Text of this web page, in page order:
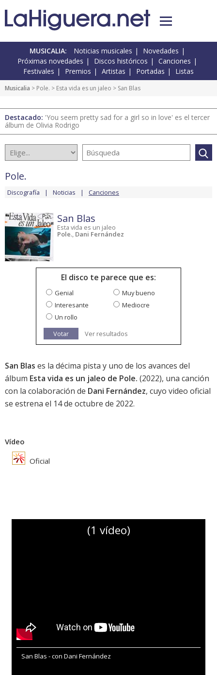
MUSICALIA: Noticias musicales
Novedades
Próximas novedades
Discos históricos
Canciones
Festivales
Premios Artistas Portadas Listas
Musicalia > Pole. > Esta vida es un jaleo > San Blas
Destacado: 'You seem pretty sad for a girl so in love' es el tercer
álbum de Olivia Rodrigo
Pole.
Discografía Noticias Canciones
San Blas
Esta vida es un jaleo
Pole., Dani Fernández
El disco te parece que es:
Genial
Muy bueno
Interesante
Mediocre
Un rollo
Votar
Ver resultados
San Blas es la décima pista y uno de los avances del
álbum Esta vida es un jaleo de Pole. (2022), una canción
con la colaboración de Dani Fernández, cuyo video oficial
se estrena el 14 de octubre de 2022.
Vídeo
Oficial
(1 vídeo)
San Blas - con Dani Fernández